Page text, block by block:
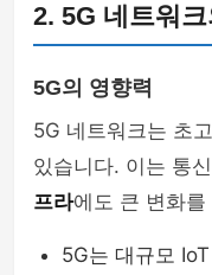
2. 5G 네트워
5G의 영향력
5G 네트워크는 초
있습니다. 이는 통
프라에도 큰 변화
5G는 대규모